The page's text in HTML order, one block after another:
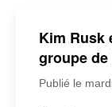
Kim Rusk
groupe de
Publié le